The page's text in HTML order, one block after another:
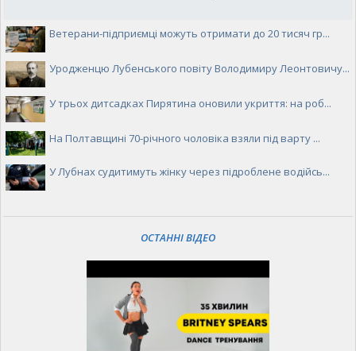
Ветерани-підприємці можуть отримати до 20 тисяч гр...
Уродженцю Лубенського повіту Володимиру Леонтовичу...
У трьох дитсадках Пирятина оновили укриття: на роб...
На Полтавщині 70-річного чоловіка взяли під варту ...
У Лубнах судитимуть жінку через підроблене водійсь...
ОСТАННІ ВІДЕО